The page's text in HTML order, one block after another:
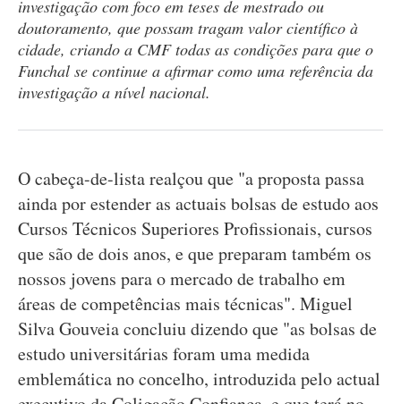
investigação com foco em teses de mestrado ou
doutoramento, que possam tragam valor científico à
cidade, criando a CMF todas as condições para que o
Funchal se continue a afirmar como uma referência da
investigação a nível nacional.
O cabeça-de-lista realçou que "a proposta passa
ainda por estender as actuais bolsas de estudo aos
Cursos Técnicos Superiores Profissionais, cursos
que são de dois anos, e que preparam também os
nossos jovens para o mercado de trabalho em
áreas de competências mais técnicas". Miguel
Silva Gouveia concluiu dizendo que "as bolsas de
estudo universitárias foram uma medida
emblemática no concelho, introduzida pelo actual